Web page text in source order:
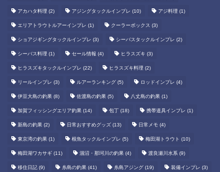
アカハタ料理 (2) アジングタックルインプレ (10) アジ料理 (1)
エリアトラウトルアーインプレ (1) クーラーボックス (3)
ショアジギングタックルインプレ (3) シーバスタックルインプレ (2)
シーバス料理 (1) セール情報 (4) ヒラスズキ (3)
ヒラスズキタックルインプレ (22) ヒラスズキ料理 (2)
リールインプレ (3) ルアーランキング (5) ロッドインプレ (4)
伊豆大島の釣果 (8) 佐渡島の釣果 (5) 八丈島の釣果 (1)
加賀フィッシングエリア釣果 (14) 包丁 (18) 携帯道具インプレ (1)
新島の釣果 (2) 日常おすすめグッズ (13) 日常メモ (4)
東京湾の釣果 (1) 根魚タックルインプレ (5) 梅田湖トラウト (10)
梅田湖ワカサギ (11) 涸沼・那珂川の釣果 (4) 渡良瀬川水系 (9)
移住日記 (9) 糸島の釣果 (41) 糸島アジング (19) 装備インプレ (3)